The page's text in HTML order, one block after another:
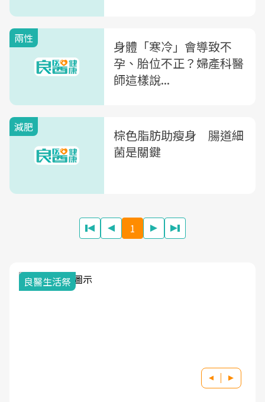
兩性
身體「寒冷」會導致不
孕、胎位不正？婦產科醫
師這樣說...
減肥
棕色脂肪助瘦身 腸道細
菌是關鍵
1
我與健康韌性的距離